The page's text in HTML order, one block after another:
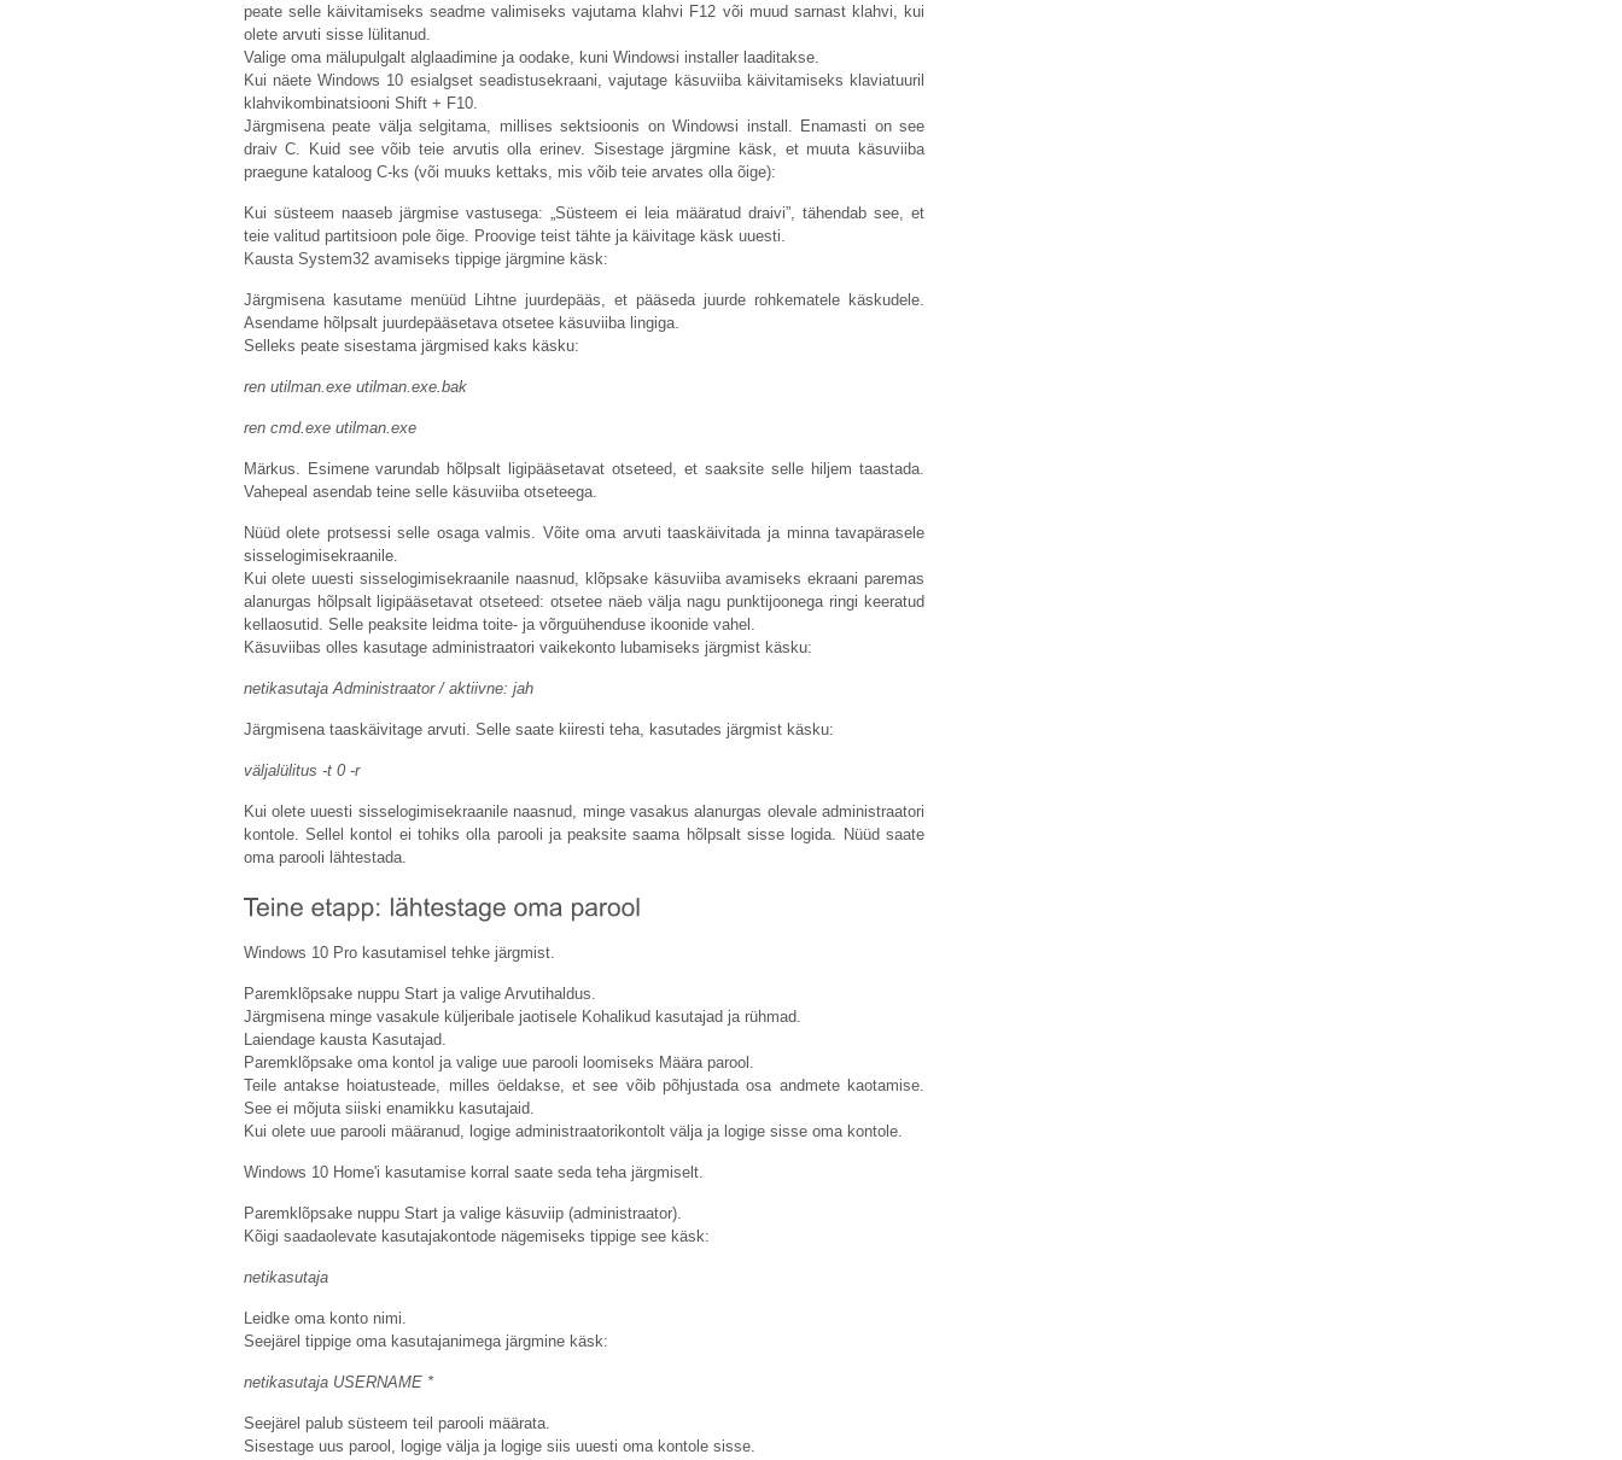
peate selle käivitamiseks seadme valimiseks vajutama klahvi F12 või muud sarnast klahvi, kui
olete arvuti sisse lülitanud.
Valige oma mälupulgalt alglaadimine ja oodake, kuni Windowsi installer laaditakse.
Kui näete Windows 10 esialgset seadistusekraani, vajutage käsuviiba käivitamiseks klaviatuuril
klahvikombinatsiooni Shift + F10.
Järgmisena peate välja selgitama, millises sektsioonis on Windowsi install. Enamasti on see
draiv C. Kuid see võib teie arvutis olla erinev. Sisestage järgmine käsk, et muuta käsuviiba
praegune kataloog C-ks (või muuks kettaks, mis võib teie arvates olla õige):
Kui süsteem naaseb järgmise vastusega: „Süsteem ei leia määratud draivi”, tähendab see, et
teie valitud partitsioon pole õige. Proovige teist tähte ja käivitage käsk uuesti.
Kausta System32 avamiseks tippige järgmine käsk:
Järgmisena kasutame menüüd Lihtne juurdepääs, et pääseda juurde rohkematele käskudele.
Asendame hõlpsalt juurdepääsetava otsetee käsuviiba lingiga.
Selleks peate sisestama järgmised kaks käsku:
ren utilman.exe utilman.exe.bak
ren cmd.exe utilman.exe
Märkus. Esimene varundab hõlpsalt ligipääsetavat otseteed, et saaksite selle hiljem taastada.
Vahepeal asendab teine ​​selle käsuviiba otseteega.
Nüüd olete protsessi selle osaga valmis. Võite oma arvuti taaskäivitada ja minna tavapärasele
sisselogimisekraanile.
Kui olete uuesti sisselogimisekraanile naasnud, klõpsake käsuviiba avamiseks ekraani paremas
alanurgas hõlpsalt ligipääsetavat otseteed: otsetee näeb välja nagu punktijoonega ringi keeratud
kellaosutid. Selle peaksite leidma toite- ja võrguühenduse ikoonide vahel.
Käsuviibas olles kasutage administraatori vaikekonto lubamiseks järgmist käsku:
netikasutaja Administraator / aktiivne: jah
Järgmisena taaskäivitage arvuti. Selle saate kiiresti teha, kasutades järgmist käsku:
väljalülitus -t 0 -r
Kui olete uuesti sisselogimisekraanile naasnud, minge vasakus alanurgas olevale administraatori
kontole. Sellel kontol ei tohiks olla parooli ja peaksite saama hõlpsalt sisse logida. Nüüd saate
oma parooli lähtestada.
Windows 10 Pro kasutamisel tehke järgmist.
Paremklõpsake nuppu Start ja valige Arvutihaldus.
Järgmisena minge vasakule küljeribale jaotisele Kohalikud kasutajad ja rühmad.
Laiendage kausta Kasutajad.
Paremklõpsake oma kontol ja valige uue parooli loomiseks Määra parool.
Teile antakse hoiatusteade, milles öeldakse, et see võib põhjustada osa andmete kaotamise.
See ei mõjuta siiski enamikku kasutajaid.
Kui olete uue parooli määranud, logige administraatorikontolt välja ja logige sisse oma kontole.
Windows 10 Home'i kasutamise korral saate seda teha järgmiselt.
Paremklõpsake nuppu Start ja valige käsuviip (administraator).
Kõigi saadaolevate kasutajakontode nägemiseks tippige see käsk:
netikasutaja
Leidke oma konto nimi.
Seejärel tippige oma kasutajanimega järgmine käsk:
netikasutaja USERNAME *
Seejärel palub süsteem teil parooli määrata.
Sisestage uus parool, logige välja ja logige siis uuesti oma kontole sisse.